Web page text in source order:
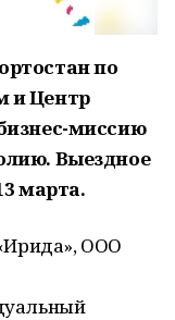
по
и Центр
миссию
Выездное
марта.
ООО